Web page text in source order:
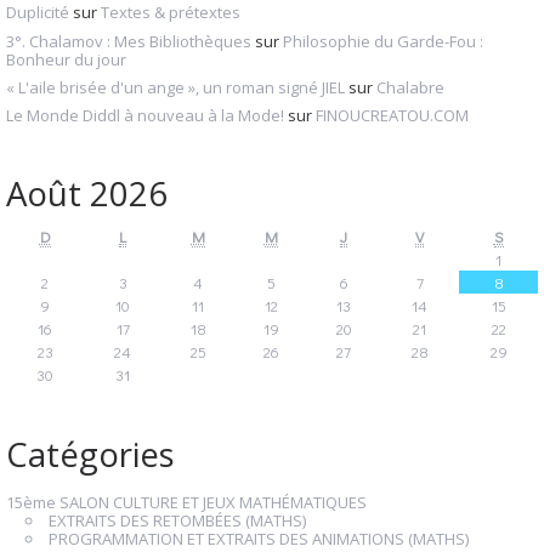
Duplicité surTextes & prétextes
3°. Chalamov : Mes Bibliothèques sur Philosophie du Garde-Fou :
Bonheur du jour
« L'aile brisée d'un ange », un roman signé JIEL sur Chalabre
Le Monde Diddl à nouveau à la Mode! sur FINOUCREATOU.COM
Août 2026
D L M M J V
S
1
2
3 4 5 6 7
8
9
10 11 12 13 14
15
16
17 18 19 20 21
22
23
24 25 26 27 28
29
30
31
Catégories
15ème SALON CULTURE ET JEUX MATHÉMATIQUES
EXTRAITS DES RETOMBÉES (MATHS)
PROGRAMMATION ET EXTRAITS DES ANIMATIONS (MATHS)